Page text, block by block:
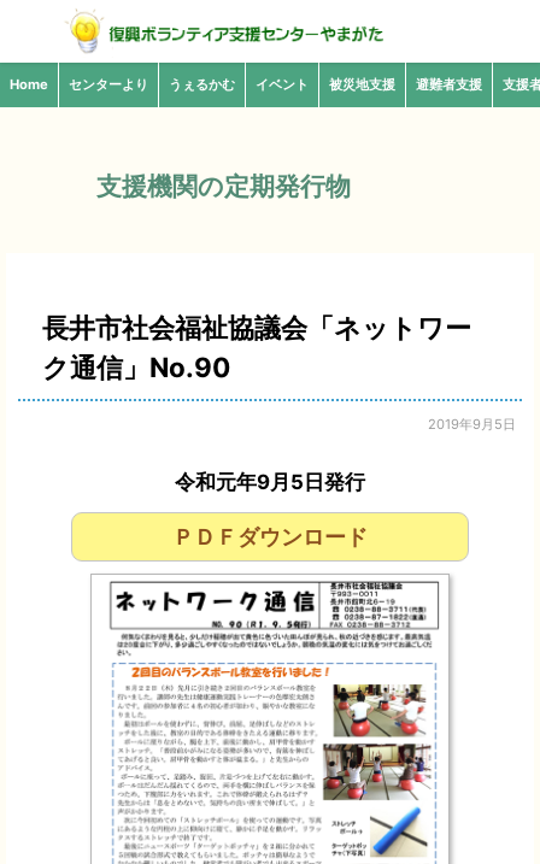
Home センターより うぇるかむ イベント 被災地支援 避難者支援 支援
支援機関の定期発行物
長井市社会福祉協議会「ネットワー
ク通信」No.90
2019年9月5日
令和元年9月5日発行
ＰＤＦダウンロード